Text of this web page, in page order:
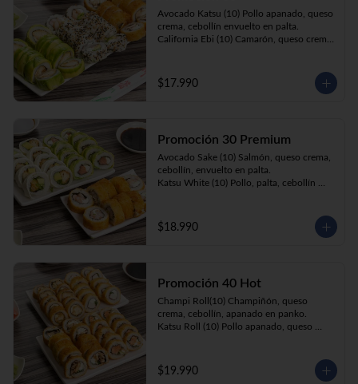
crema envuelto en panko.
Avocado Katsu (10) Pollo apanado, queso
crema, cebollín envuelto en palta.
California Ebi (10) Camarón, queso crema,
crema, cebollín, apanado en panko.
$17.990
Promoción 30 Premium
Avocado Sake (10) Salmón, queso crema,
cebollín, envuelto en palta.
Katsu White (10) Pollo, palta, cebollín
cebollín, apanado en panko.
$18.990
Promoción 40 Hot
Champi Roll(10) Champiñón, queso
crema, cebollín, apanado en panko.
Katsu Roll (10) Pollo apanado, queso
cebollín, apanado en panko.
Kani Roll(10) Kanikama, queso crema,
$19.990